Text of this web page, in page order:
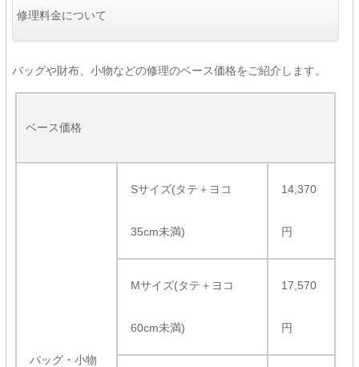
修理料金について
バッグや財布、小物などの修理のベース価格をご紹介します。
ベース価格
バッグ・小物
Sサイズ(タテ＋ヨコ
35cm未満)
14,370
円
Mサイズ(タテ＋ヨコ
60cm未満)
17,570
円